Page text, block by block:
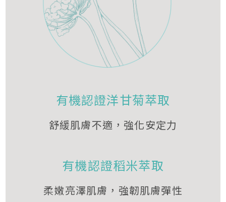
有機認證洋甘菊萃取
舒緩肌膚不適，強化安定力
有機認證稻米萃取
柔嫩亮澤肌膚，強韌肌膚彈性